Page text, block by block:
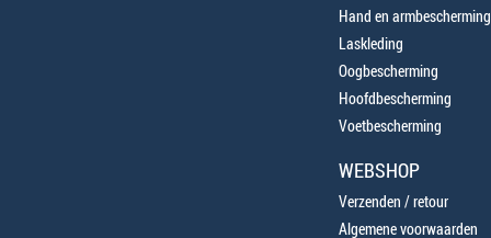
Hand en armbescherming
Laskleding
Oogbescherming
Hoofdbescherming
Voetbescherming
WEBSHOP
Verzenden / retour
Algemene voorwaarden